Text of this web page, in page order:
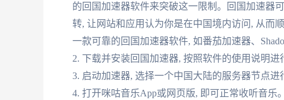
的回国加速器软件来突破这一限制。回国加速器
转, 让网站和应用认为你是在中国境内访问, 从而
一款可靠的回国加速器软件, 如番茄加速器、
2. 下载并安装回国加速器, 按照软件的使用说明进
3. 启动加速器, 选择一个中国大陆的服务器节点进
4. 打开咪咕音乐App或网页版, 即可正常收听音乐。